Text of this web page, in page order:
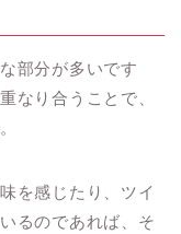
部分が多いです
なり合うことで、
を感じたり、ツイ
るのであれば、そ